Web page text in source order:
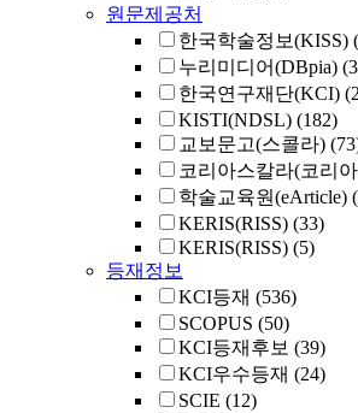
원문제공처
한국학술정보(KISS)
누리미디어(DBpia)
한국연구재단(KCI)
KISTI(NDSL) (182)
교보문고(스콜라)
코리아스칼라(코리
학술교육원(eArticle)
KERIS(RISS) (33)
KERIS(RISS) (5)
등재정보
KCI등재 (536)
SCOPUS (50)
KCI등재후보 (39)
KCI우수등재 (24)
SCIE (12)